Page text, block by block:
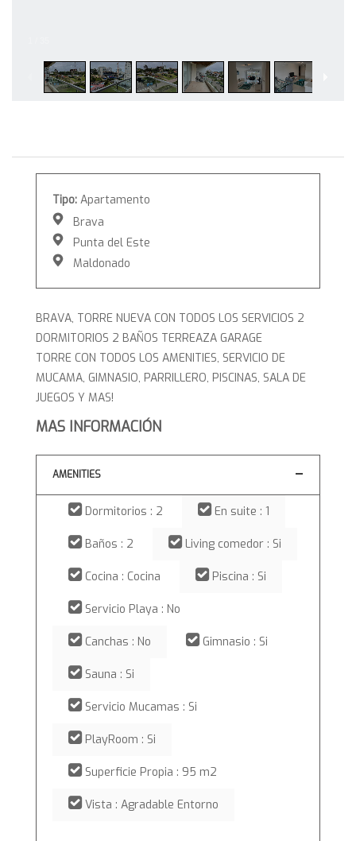
Tipo: Apartamento
Brava
Punta del Este
Maldonado
BRAVA, TORRE NUEVA CON TODOS LOS SERVICIOS 2
DORMITORIOS 2 BAÑOS TERREAZA GARAGE
TORRE CON TODOS LOS AMENITIES, SERVICIO DE
MUCAMA, GIMNASIO, PARRILLERO, PISCINAS, SALA DE
JUEGOS Y MAS!
MAS INFORMACIÓN
AMENITIES
Dormitorios : 2 En suite : 1
Baños : 2 Living comedor : Si
Cocina : Cocina Piscina : Si
Servicio Playa : No
Canchas : No Gimnasio : Si
Sauna : Si
Servicio Mucamas : Si
PlayRoom : Si
Superficie Propia : 95 m2
Vista : Agradable Entorno